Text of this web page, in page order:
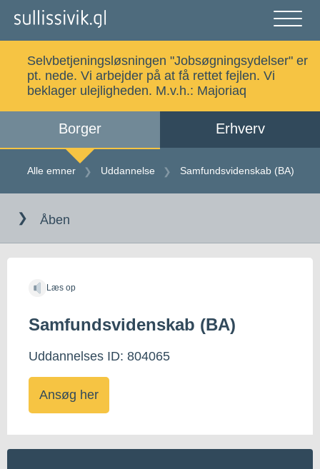
luk
Alle emner Selvbetjening
Kalaallisut
Selvbetjeningsløsningen "Jobsøgningsydelser" er
pt. nede. Vi arbejder på at få rettet fejlen. Vi
beklager ulejligheden. M.v.h.: Majoriaq
Borger Erhverv
Alle emner Uddannelse Samfundsvidenskab (BA)
indholdet
Åben
Læs op
Samfundsvidenskab (BA)
Uddannelses ID: 804065
Ansøg her